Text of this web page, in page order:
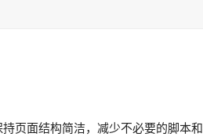
页面结构简洁，减少不必要的脚本和